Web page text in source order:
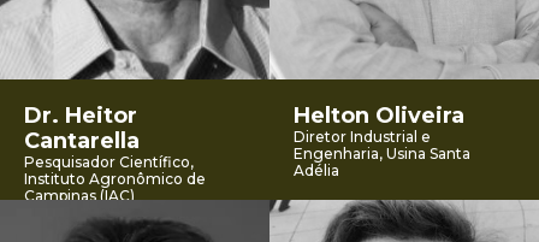
Dr. Heitor
Cantarella
Pesquisador Científico,
Instituto Agronômico de
Campinas (IAC)
Helton Oliveira
Diretor Industrial e
Engenharia, Usina Santa
Adélia